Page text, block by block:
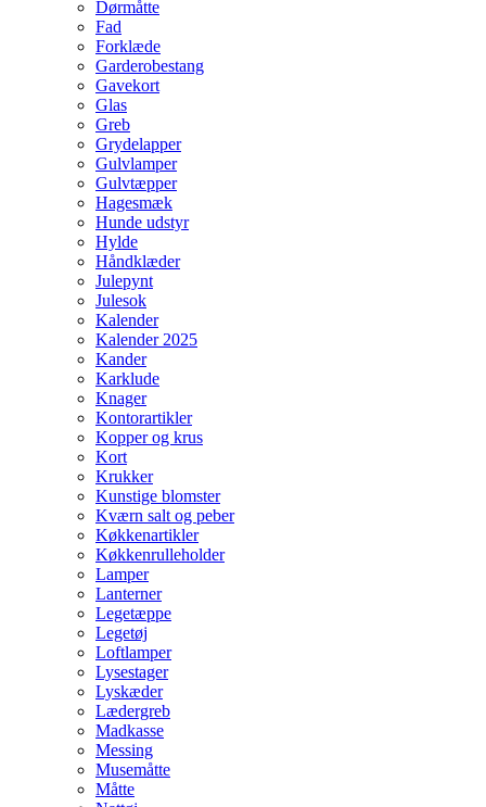
Dørmåtte
Fad
Forklæde
Garderobestang
Gavekort
Glas
Greb
Grydelapper
Gulvlamper
Gulvtæpper
Hagesmæk
Hunde udstyr
Hylde
Håndklæder
Julepynt
Julesok
Kalender
Kalender 2025
Kander
Karklude
Knager
Kontorartikler
Kopper og krus
Kort
Krukker
Kunstige blomster
Kværn salt og peber
Køkkenartikler
Køkkenrulleholder
Lamper
Lanterner
Legetæppe
Legetøj
Loftlamper
Lysestager
Lyskæder
Lædergreb
Madkasse
Messing
Musemåtte
Måtte